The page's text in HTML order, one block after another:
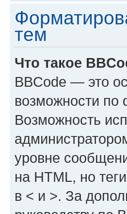
тем
Что такое
BBCode — это
возможности
Возможность
уровне
на HTML, но
в < и >. За